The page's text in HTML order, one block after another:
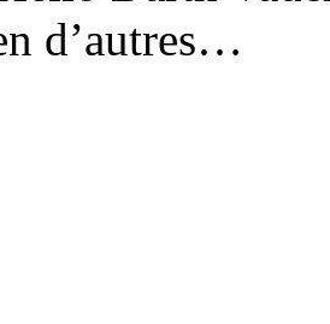
d’autres…